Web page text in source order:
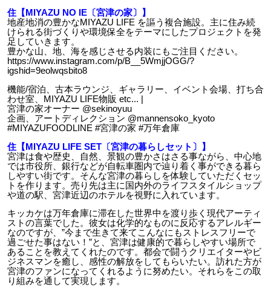
住【MIYAZU NO IE〔宮津の家〕】
地産地消の豊かなMIYAZU LIFE を謳う複合施設。主に住み続
けられる街づくりや環境保全をテーマにしたプロジェクトを発
足していきます。
豊かな山、地、海を感じさせる内装にもご注目ください。
https://www.instagram.com/p/B__5WmjjOGG/?
igshid=9eolwqsbito8
機能/宿泊、古本ラウンジ、ギャラリー、イベント会場、打ち合
わせ室、MIYAZU LIFE物販 etc... |
宮津の家オーナー @sekinoyuu
企画、アートディレクション @mannensoko_kyoto
#MIYAZUFOODLINE #宮津の家 #万年倉庫
住【MIYAZU LIFE SET〔宮津の暮らしセット〕】
宮津は食や歴史、自然、景観の豊かさはさる事ながら、中心地
では市役所、銀行などが自転車圏内で辿り着く事ができる暮ら
しやすい街です。そんな宮津の暮らしを体験していただくセッ
トを作ります。売り先は主に国内外のライフスタイルショップ
や道の駅、宮津近辺のホテルを視野に入れています。
キッカケは万年倉庫に滞在した世界中を渡り歩く現代アーティ
ストの言葉でした。彼女は化学的なものに反応するアレルギー
なのですが、”今まで生きて来てこんなにもストレスフリーで
過ごせた事はない！”と、宮津は健康的で暮らしやすい場所で
あることを教えてくれたのです。都会で闘うクリエイターやビ
ジネスマンを癒し、感性の解放をしてもらいたい。訪れた方が
宮津のファンになってくれるように努めたい。それらをこの取
り組みを通して実現します。